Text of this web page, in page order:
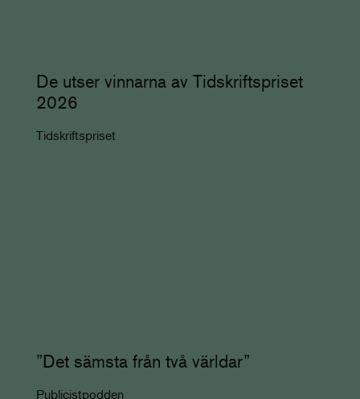
De utser vinnarna av Tidskriftspriset
2026
Tidskriftspriset
”Det sämsta från två världar”
Publicistpodden